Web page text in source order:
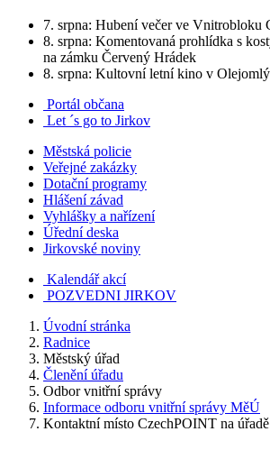
7. srpna: Hubení večer ve Vnitrobloku
8. srpna: Komentovaná prohlídka s
na zámku Červený Hrádek
8. srpna: Kultovní letní kino v
Portál občana
Let ´s go to Jirkov
Městská policie
Veřejné zakázky
Dotační programy
Hlášení závad
Vyhlášky a nařízení
Úřední deska
Jirkovské noviny
Kalendář akcí
POZVEDNI JIRKOV
Úvodní stránka
Radnice
Městský úřad
Členění úřadu
Odbor vnitřní správy
Informace odboru vnitřní správy MěÚ
Kontaktní místo CzechPOINT na